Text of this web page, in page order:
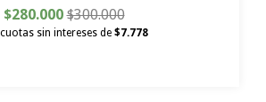
$280.000$300.000
cuotas sin intereses de $7.778